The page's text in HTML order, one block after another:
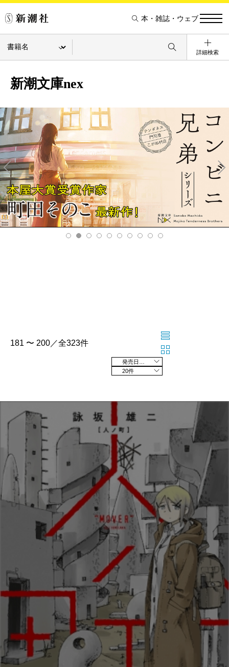
本・雑誌・ウェブ
詳細検索
新潮文庫nex
Pre
v
xt
181 〜 200／全323件
20件